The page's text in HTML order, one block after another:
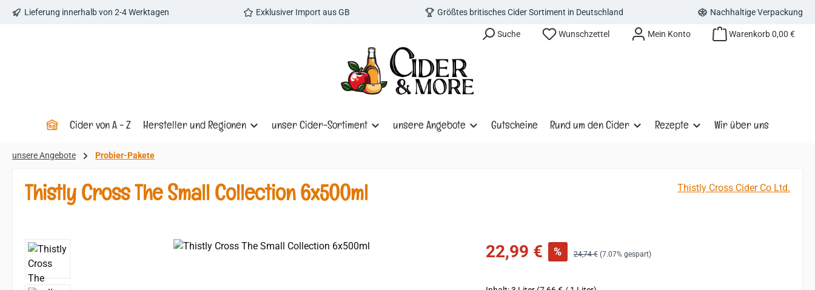
Hauptinhalt springen
Zur Suche springen
Zur Hauptnavigation springen
Lieferung innerhalb von 2-4 Werktagen Exklusiver Import aus GB Größtes britisches Cider Sortiment in Deutschland Nachhaltige Verpackung
Suche Wunschzettel Mein Konto Warenkorb0,00 €
Cider von A - Z Hersteller und Regionen unser Cider-Sortiment unsere Angebote Gutscheine Rund um den Cider Rezepte Wir über uns
unsere Angebote Probier-Pakete
Thistly Cross The Small Collection 6x500ml Thistly Cross Cider Co Ltd.
Bildergalerie überspringen Verkaufspreis:
22,99 € % Regulärer Preis:
24,74 € (7.07% gespart)